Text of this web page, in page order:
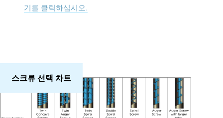
기를 클릭하십시오.
스크류 선택 차트